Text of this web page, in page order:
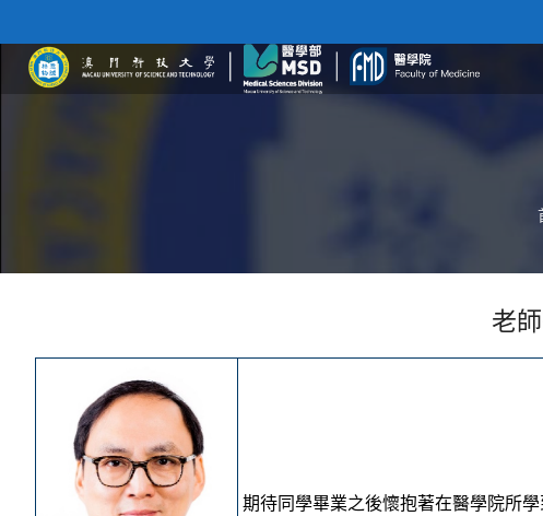
老
期待同學畢業之後懷抱著在醫學院所